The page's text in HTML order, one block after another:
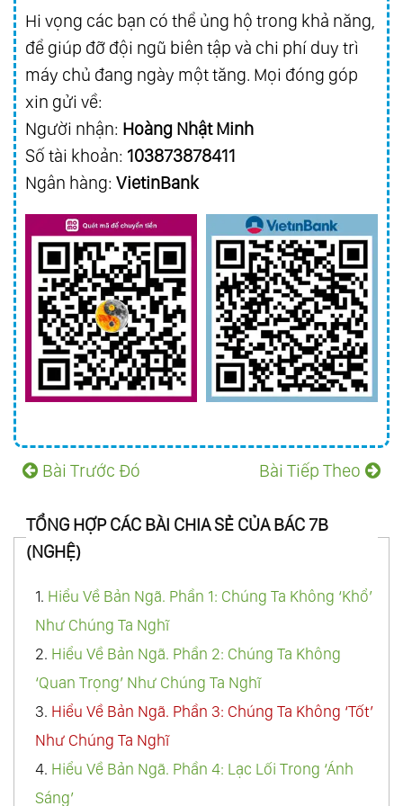
Hi vọng các bạn có thể ủng hộ trong khả năng,
để giúp đỡ đội ngũ biên tập và chi phí duy trì
máy chủ đang ngày một tăng. Mọi đóng góp
xin gửi về:
Người nhận: Hoàng Nhật Minh
Số tài khoản: 103873878411
Ngân hàng: VietinBank
Bài Trước Đó Bài Tiếp Theo
TỔNG HỢP CÁC BÀI CHIA SẺ CỦA BÁC 7B
(NGHỆ)
1. Hiểu Về Bản Ngã. Phần 1: Chúng Ta Không ‘Khổ’
Như Chúng Ta Nghĩ
2. Hiểu Về Bản Ngã. Phần 2: Chúng Ta Không
‘Quan Trọng’ Như Chúng Ta Nghĩ
3. Hiểu Về Bản Ngã. Phần 3: Chúng Ta Không ‘Tốt’
Như Chúng Ta Nghĩ
4. Hiểu Về Bản Ngã. Phần 4: Lạc Lối Trong ‘Ánh
Sáng’